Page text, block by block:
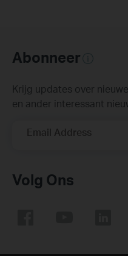
Abonneer
Krijg updates over
en ander interessant
Email Address
Volg Ons